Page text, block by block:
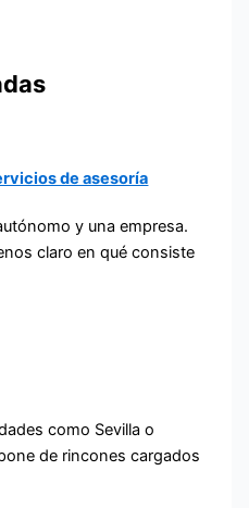
de asesoría
y una empresa.
claro en qué consiste
como Sevilla o
de rincones cargados